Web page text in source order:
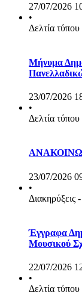
27/07/2026
•
Δελτία τύπου
Μήνυμα
23/07/2026
•
Δελτία τύπου
23/07/2026
•
Διακηρύξεις
Έγγραφα
Μουσικού
22/07/2026
•
Δελτία τύπου